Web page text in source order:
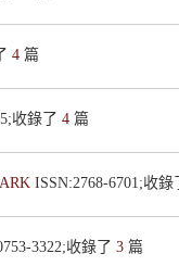
4 篇
收錄了 4 篇
ISSN:2768-6701;收
3322;收錄了 3 篇